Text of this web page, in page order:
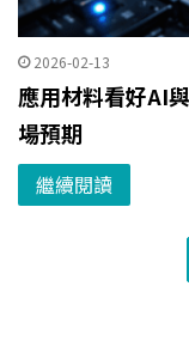
2026-02-13
應用材料看好AI
場預期
繼續閱讀